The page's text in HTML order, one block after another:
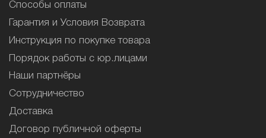
Способы оплаты
Гарантия и Условия Возврата
Инструкция по покупке товара
Порядок работы с юр.лицами
Наши партнёры
Сотрудничество
Доставка
Договор публичной оферты